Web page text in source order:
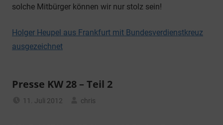
solche Mitbürger können wir nur stolz sein!
Holger Heupel aus Frankfurt mit Bundesverdienstkreuz
ausgezeichnet
Presse KW 28 – Teil 2
11. Juli 2012
chris